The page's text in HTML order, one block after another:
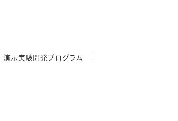
演示実験開発プログラム